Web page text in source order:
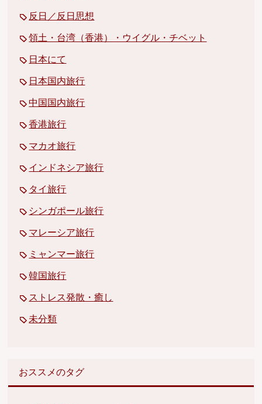
反日／反日思想
領土・台湾（香港）・ウイグル・チベット
日本にて
日本国内旅行
中国国内旅行
香港旅行
マカオ旅行
インドネシア旅行
タイ旅行
シンガポール旅行
マレーシア旅行
ミャンマー旅行
韓国旅行
ストレス発散・癒し
未分類
おススメのタグ